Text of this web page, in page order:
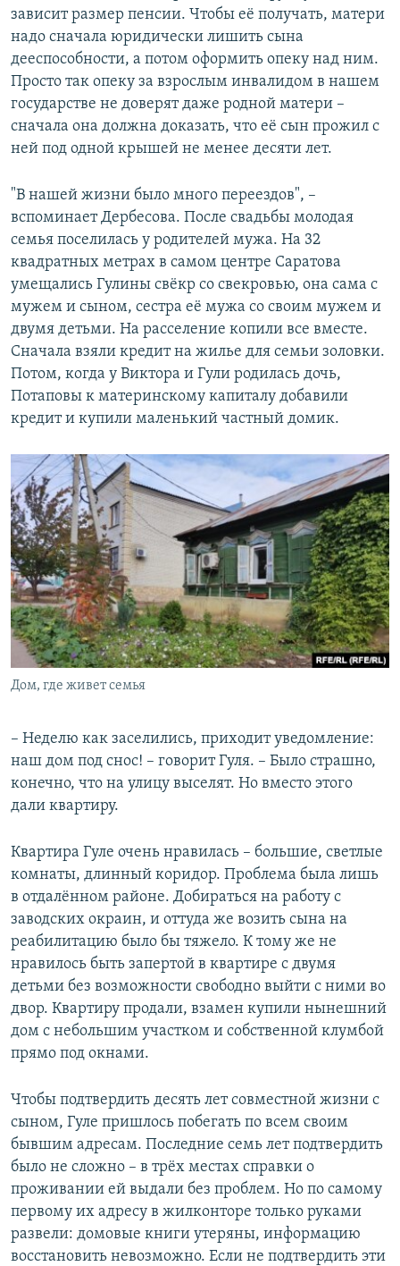
зависит размер пенсии. Чтобы её получать, матери
надо сначала юридически лишить сына
дееспособности, а потом оформить опеку над ним.
Просто так опеку за взрослым инвалидом в нашем
государстве не доверят даже родной матери –
сначала она должна доказать, что её сын прожил с
ней под одной крышей не менее десяти лет.
"В нашей жизни было много переездов", –
вспоминает Дербесова. После свадьбы молодая
семья поселилась у родителей мужа. На 32
квадратных метрах в самом центре Саратова
умещались Гулины свёкр со свекровью, она сама с
мужем и сыном, сестра её мужа со своим мужем и
двумя детьми. На расселение копили все вместе.
Сначала взяли кредит на жилье для семьи золовки.
Потом, когда у Виктора и Гули родилась дочь,
Потаповы к материнскому капиталу добавили
кредит и купили маленький частный домик.
Дом, где живет семья
– Неделю как заселились, приходит уведомление:
наш дом под снос! – говорит Гуля. – Было страшно,
конечно, что на улицу выселят. Но вместо этого
дали квартиру.
Квартира Гуле очень нравилась – большие, светлые
комнаты, длинный коридор. Проблема была лишь
в отдалённом районе. Добираться на работу с
заводских окраин, и оттуда же возить сына на
реабилитацию было бы тяжело. К тому же не
нравилось быть запертой в квартире с двумя
детьми без возможности свободно выйти с ними во
двор. Квартиру продали, взамен купили нынешний
дом с небольшим участком и собственной клумбой
прямо под окнами.
Чтобы подтвердить десять лет совместной жизни с
сыном, Гуле пришлось побегать по всем своим
бывшим адресам. Последние семь лет подтвердить
было не сложно – в трёх местах справки о
проживании ей выдали без проблем. Но по самому
первому их адресу в жилконторе только руками
развели: домовые книги утеряны, информацию
восстановить невозможно. Если не подтвердить эти